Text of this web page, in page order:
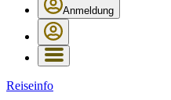
Anmeldung
Reiseinfo